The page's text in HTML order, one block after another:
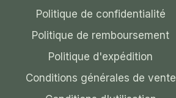
Politique de confidentialité
Politique de remboursement
Politique d'expédition
Conditions générales de vente